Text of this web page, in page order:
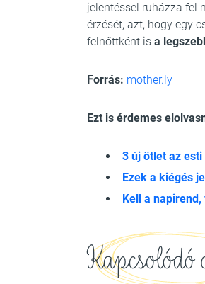
jelentéssel ruházza fel
érzését, azt, hogy egy
felnőttként is a
Forrás: mother.ly
Ezt is érdemes
3 új ötlet az
Ezek a kiégés
Kell a
Kapcsolódó